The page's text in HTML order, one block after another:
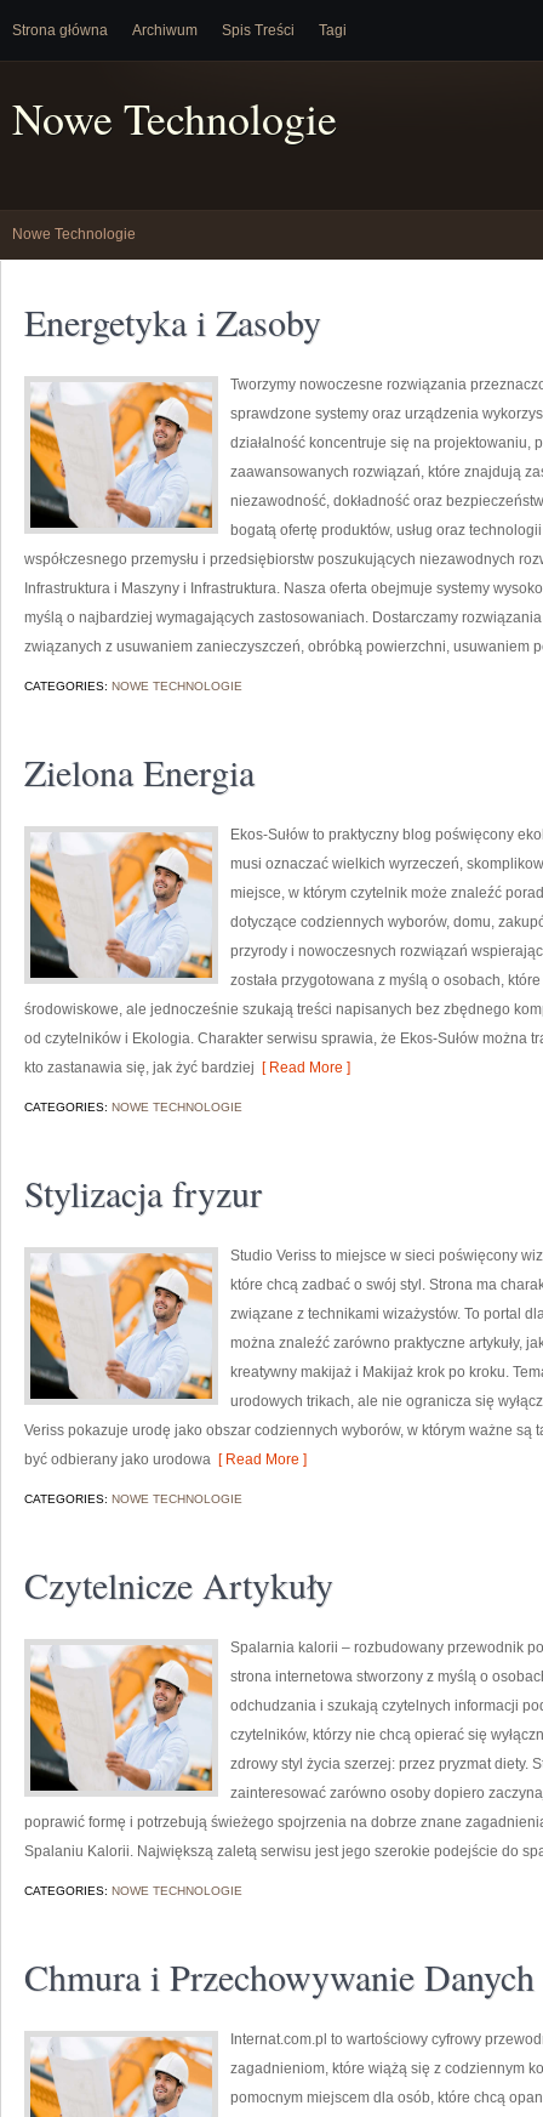
Strona główna Archiwum Spis Treści Tagi
Nowe Technologie
Nowe Technologie
Energetyka i Zasoby
Tworzymy nowoczesne rozwiązania
sprawdzone systemy oraz urządzenia
działalność koncentruje się na projektowaniu,
zaawansowanych rozwiązań, które znajdują
niezawodność, dokładność oraz
bogatą ofertę produktów, usług oraz
współczesnego przemysłu i przedsiębiorstw poszukujących niezawodnych
Infrastruktura i Maszyny i Infrastruktura. Nasza oferta obejmuje systemy
myślą o najbardziej wymagających zastosowaniach. Dostarczamy
związanych z usuwaniem zanieczyszczeń, obróbką powierzchni, usuwaniem
CATEGORIES: NOWE TECHNOLOGIE
Zielona Energia
Ekos-Sułów to praktyczny blog poświęcony
musi oznaczać wielkich wyrzeczeń,
miejsce, w którym czytelnik może znaleźć
dotyczące codziennych wyborów, domu,
przyrody i nowoczesnych rozwiązań
została przygotowana z myślą o osobach,
środowiskowe, ale jednocześnie szukają treści napisanych bez zbędnego
od czytelników i Ekologia. Charakter serwisu sprawia, że Ekos-Sułów można
kto zastanawia się, jak żyć bardziej [ Read More ]
CATEGORIES: NOWE TECHNOLOGIE
Stylizacja fryzur
Studio Veriss to miejsce w sieci poświęcony
które chcą zadbać o swój styl. Strona ma
związane z technikami wizażystów. To portal
można znaleźć zarówno praktyczne artykuły,
kreatywny makijaż i Makijaż krok po kroku.
urodowych trikach, ale nie ogranicza się
Veriss pokazuje urodę jako obszar codziennych wyborów, w którym ważne są
być odbierany jako urodowa [ Read More ]
CATEGORIES: NOWE TECHNOLOGIE
Czytelnicze Artykuły
Spalarnia kalorii – rozbudowany przewodnik
strona internetowa stworzony z myślą o
odchudzania i szukają czytelnych informacji
czytelników, którzy nie chcą opierać się
zdrowy styl życia szerzej: przez pryzmat diety.
zainteresować zarówno osoby dopiero
poprawić formę i potrzebują świeżego spojrzenia na dobrze znane
Spalaniu Kalorii. Największą zaletą serwisu jest jego szerokie podejście do
CATEGORIES: NOWE TECHNOLOGIE
Chmura i Przechowywanie Danych
Internat.com.pl to wartościowy cyfrowy
zagadnieniom, które wiążą się z codziennym
pomocnym miejscem dla osób, które chcą